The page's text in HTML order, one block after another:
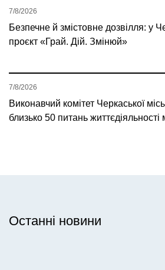
Безпечне й змістовне дозвілля: у
проєкт «Грай. Дій. Змінюй»
7/8/2026
Виконавчий комітет Черкаської
близько 50 питань життєдіяльності
7/8/2026
Останні новини